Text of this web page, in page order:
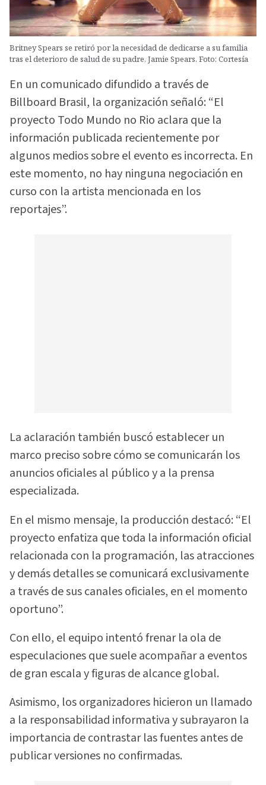
Britney Spears se retiró por la necesidad de dedicarse a su familia
tras el deterioro de salud de su padre, Jamie Spears. Foto: Cortesía
En un comunicado difundido a través de
Billboard Brasil, la organización señaló: “El
proyecto Todo Mundo no Rio aclara que la
información publicada recientemente por
algunos medios sobre el evento es incorrecta. En
este momento, no hay ninguna negociación en
curso con la artista mencionada en los
reportajes”.
La aclaración también buscó establecer un
marco preciso sobre cómo se comunicarán los
anuncios oficiales al público y a la prensa
especializada.
En el mismo mensaje, la producción destacó: “El
proyecto enfatiza que toda la información oficial
relacionada con la programación, las atracciones
y demás detalles se comunicará exclusivamente
a través de sus canales oficiales, en el momento
oportuno”.
Con ello, el equipo intentó frenar la ola de
especulaciones que suele acompañar a eventos
de gran escala y figuras de alcance global.
Asimismo, los organizadores hicieron un llamado
a la responsabilidad informativa y subrayaron la
importancia de contrastar las fuentes antes de
publicar versiones no confirmadas.